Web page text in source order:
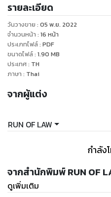
ราชการแผ่นดิน และเพื่ออำนวยค
บทบัญญัติของกฎหมายที่ใช้บังคั
ต่อการนำวิธีการทางอิเล็กทรอนิ
บริการ หรือการให้สวัสดิการแก่ป
และต้นทุนในการติดต่อกับภาครั
การเสริมสร้างความสามารถในก
กฎหมายกลางว่าด้วยการปฏิบัติร
การปฏิบัติราชการนั้นเป็นการด
ประเทศด้านการบริหารราชกา
ปฏิรูปที่ ๑ ปรับเปลี่ยนรูปแบบกา
ไปสู่ระบบดิจิทัล จึงจำเป็นต้องต
รายละเอียด
วันวางขาย : 05 พ.ย. 2022
จำนวนหน้า : 16 หน้า
ประเภทไฟล์: PDF
ขนาดไฟล์: 1.90 MB
ประเทศ: TH
ภาษา : Thai
จากผู้แต่ง
RUN OF LAW
กำลัง
จากสำนักพิมพ์ RUN OF
ดูเพิ่มเติม